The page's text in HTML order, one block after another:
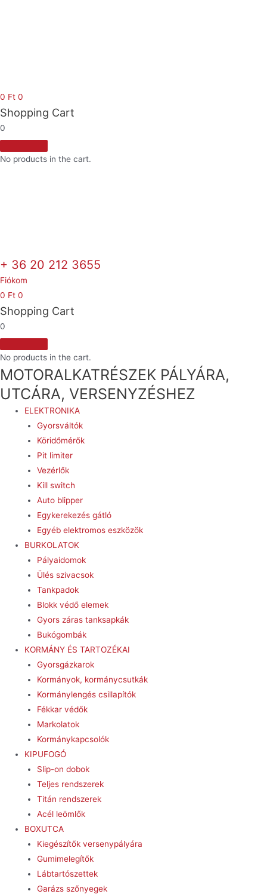
0 Ft 0
Shopping Cart
0
No products in the cart.
+ 36 20 212 3655
Fiókom
0 Ft 0
Shopping Cart
0
No products in the cart.
MOTORALKATRÉSZEK PÁLYÁRA,
UTCÁRA, VERSENYZÉSHEZ
ELEKTRONIKA
Gyorsváltók
Köridőmérők
Pit limiter
Vezérlők
Kill switch
Auto blipper
Egykerekezés gátló
Egyéb elektromos eszközök
BURKOLATOK
Pályaidomok
Ülés szivacsok
Tankpadok
Blokk védő elemek
Gyors záras tanksapkák
Bukógombák
KORMÁNY ÉS TARTOZÉKAI
Gyorsgázkarok
Kormányok, kormánycsutkák
Kormánylengés csillapítók
Fékkar védők
Markolatok
Kormánykapcsolók
KIPUFOGÓ
Slip-on dobok
Teljes rendszerek
Titán rendszerek
Acél leömlők
BOXUTCA
Kiegészítők versenypályára
Gumimelegítők
Lábtartószettek
Garázs szőnyegek